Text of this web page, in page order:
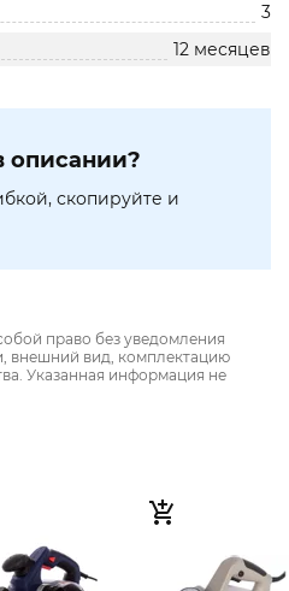
3
12 месяцев
скопируйте и
право без уведомления
внешний вид, комплектацию
Указанная информация не